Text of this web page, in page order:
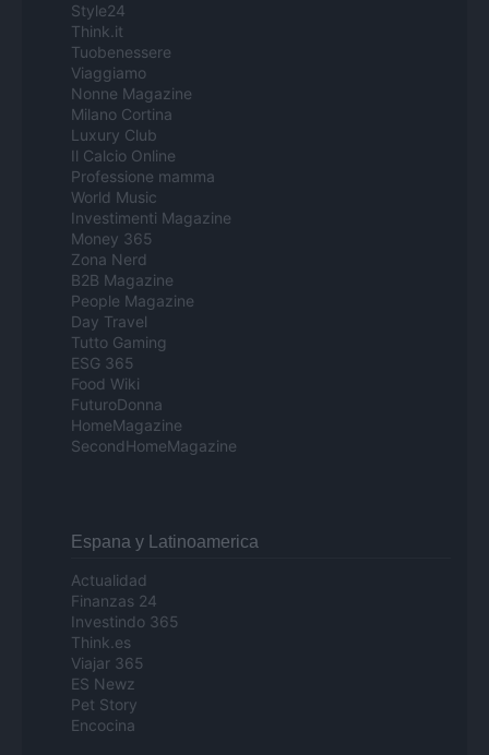
Style24
Think.it
Tuobenessere
Viaggiamo
Nonne Magazine
Milano Cortina
Luxury Club
Il Calcio Online
Professione mamma
World Music
Investimenti Magazine
Money 365
Zona Nerd
B2B Magazine
People Magazine
Day Travel
Tutto Gaming
ESG 365
Food Wiki
FuturoDonna
HomeMagazine
SecondHomeMagazine
Espana y Latinoamerica
Actualidad
Finanzas 24
Investindo 365
Think.es
Viajar 365
ES Newz
Pet Story
Encocina